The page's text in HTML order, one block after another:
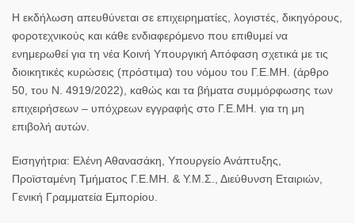
Η εκδήλωση απευθύνεται σε επιχειρηματίες, λογιστές, δικηγόρους,
φοροτεχνικούς και κάθε ενδιαφερόμενο που επιθυμεί να
ενημερωθεί για τη νέα Κοινή Υπουργική Απόφαση σχετικά με τις
διοικητικές κυρώσεις (πρόστιμα) του νόμου του Γ.Ε.ΜΗ. (άρθρο
50, του Ν. 4919/2022), καθώς και τα βήματα συμμόρφωσης των
επιχειρήσεων – υπόχρεων εγγραφής στο Γ.Ε.ΜΗ. για τη μη
επιβολή αυτών.
Εισηγήτρια: Ελένη Αθανασάκη, Υπουργείο Ανάπτυξης,
Προϊσταμένη Τμήματος Γ.Ε.ΜΗ. & Υ.Μ.Σ., Διεύθυνση Εταιριών,
Γενική Γραμματεία Εμπορίου.